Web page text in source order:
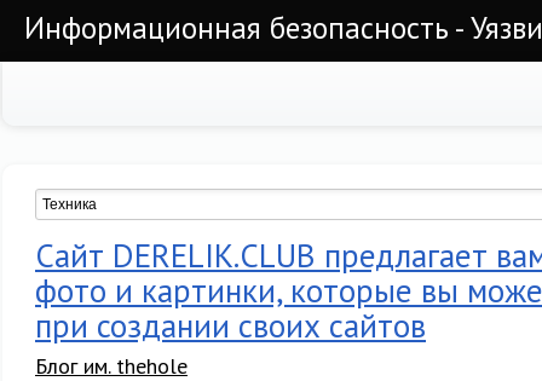
Информационная безопасность -
Сайт DERELIK.CLUB предлагает
фото и картинки, которые вы
при создании своих сайтов
Блог им. thehole